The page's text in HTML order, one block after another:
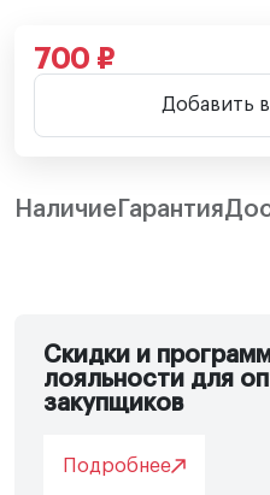
700 ₽
Добавить
Наличие Гарантия
Скидки и
лояльности для
закупщиков
Подробнее